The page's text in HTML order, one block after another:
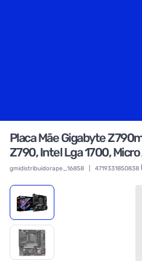
Placa Mãe Gigabyte
Z790, Intel Lga 1700,
gmidistribuidorape_16858 4719331850838